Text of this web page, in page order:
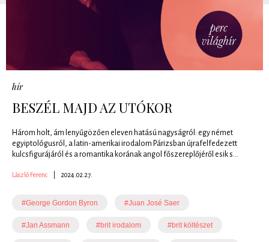
hír
BESZÉL MAJD AZ UTÓKOR
Három holt, ám lenyűgözően eleven hatású nagyságról: egy német
egyiptológusról, a latin-amerikai irodalom Párizsban újrafelfedezett
kulcsfigurájáról és a romantika korának angol főszereplőjéről esik s...
László Ferenc 2024.02.27.
#George Gordon Byron #Juan José Saer
#Jan Assmann #brit irodalom #brit költészet